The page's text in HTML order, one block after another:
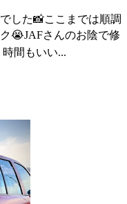
した📸ここまでは順調
😭JAFさんのお陰で修
間もいい...